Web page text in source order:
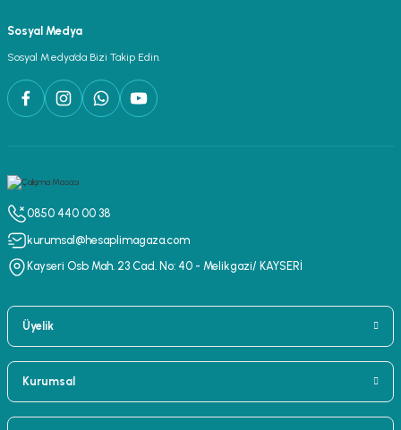
Sosyal Medya
Sosyal Medya’da Bizi Takip Edin.
0850 440 00 38
kurumsal@hesaplimagaza.com
Kayseri Osb Mah. 23 Cad. No: 40 - Melikgazi/ KAYSERİ
Üyelik
Kurumsal